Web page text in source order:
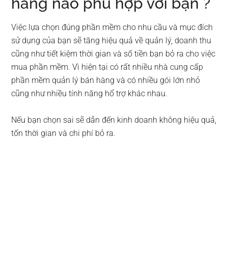
Việc lựa chọn đúng phần mềm cho nhu cầu và mục đích
sử dụng của bạn sẽ tăng hiệu quả về quản lý, doanh thu
cũng như tiết kiệm thời gian và số tiền bạn bỏ ra cho việc
mua phần mềm. Vì hiện tại có rất nhiều nhà cung cấp
phần mềm quản lý bán hàng và có nhiều gói lớn nhỏ
cũng như nhiều tính năng hổ trợ khác nhau.
Nếu bạn chọn sai sẽ dẫn đến kinh doanh không hiệu quả,
tốn thời gian và chi phí bỏ ra.